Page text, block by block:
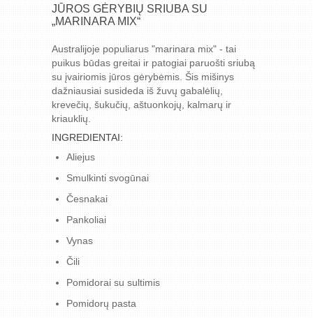
JŪROS GĖRYBIŲ SRIUBA SU
„MARINARA MIX“
Australijoje populiarus "marinara mix" - tai
puikus būdas greitai ir patogiai paruošti sriubą
su įvairiomis jūros gėrybėmis. Šis mišinys
dažniausiai susideda iš žuvų gabalėlių,
krevečių, šukučių, aštuonkojų, kalmarų ir
kriauklių.
INGREDIENTAI:
Aliejus
Smulkinti svogūnai
Česnakai
Pankoliai
Vynas
Čili
Pomidorai su sultimis
Pomidorų pasta